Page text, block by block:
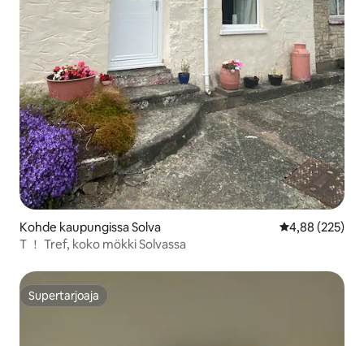
Kohde kaupungissa Solva
4,88 (225)
T ！ Tref, koko mökki Solvassa
Supertarjoaja
Supertarjoaja